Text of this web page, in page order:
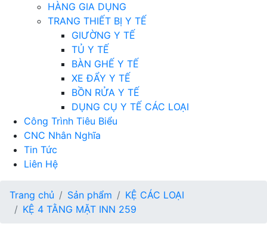
HÀNG GIA DỤNG
TRANG THIẾT BỊ Y TẾ
GIƯỜNG Y TẾ
TỦ Y TẾ
BÀN GHẾ Y TẾ
XE ĐẨY Y TẾ
BỒN RỬA Y TẾ
DỤNG CỤ Y TẾ CÁC LOẠI
Công Trình Tiêu Biểu
CNC Nhân Nghĩa
Tin Tức
Liên Hệ
Trang chủ Sản phẩm
KỆ CÁC LOẠI
KỆ 4 TẰNG MẶT INN 259